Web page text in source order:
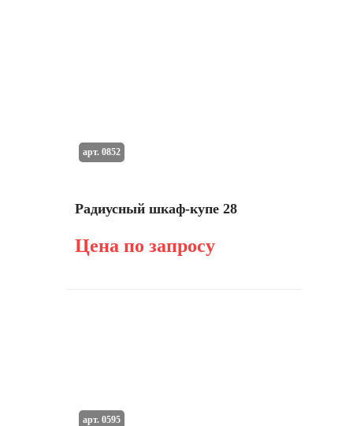
Радиусный шкаф-купе 28
Цена по запросу
арт. 0852
арт. 0595